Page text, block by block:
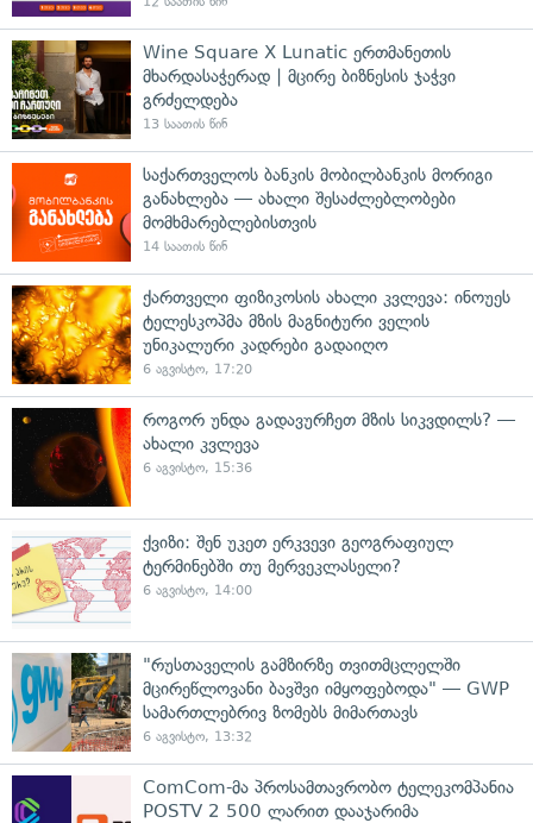
Wine Square X Lunatic ერთმანეთის
მხარდასაჭერად | მცირე ბიზნესის ჯაჭვი
გრძელდება
13 საათის წინ
საქართველოს ბანკის მობილბანკის მორიგი
განახლება — ახალი შესაძლებლობები
მომხმარებლებისთვის
14 საათის წინ
ქართველი ფიზიკოსის ახალი კვლევა: ინოუეს
ტელესკოპმა მზის მაგნიტური ველის
უნიკალური კადრები გადაიღო
6 აგვისტო, 17:20
როგორ უნდა გადავურჩეთ მზის სიკვდილს? —
ახალი კვლევა
6 აგვისტო, 15:36
ქვიზი: შენ უკეთ ერკვევი გეოგრაფიულ
ტერმინებში თუ მერვეკლასელი?
6 აგვისტო, 14:00
"რუსთაველის გამზირზე თვითმცლელში
მცირეწლოვანი ბავშვი იმყოფებოდა" — GWP
სამართლებრივ ზომებს მიმართავს
6 აგვისტო, 13:32
ComCom-მა პროსამთავრობო ტელეკომპანია
POSTV 2 500 ლარით დააჯარიმა